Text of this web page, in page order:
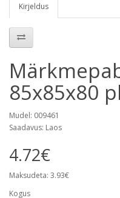
Kirjeldus
85x85x80
Mudel: 009461
Saadavus: Laos
4.72€
Maksudeta: 3.93€
Kogus